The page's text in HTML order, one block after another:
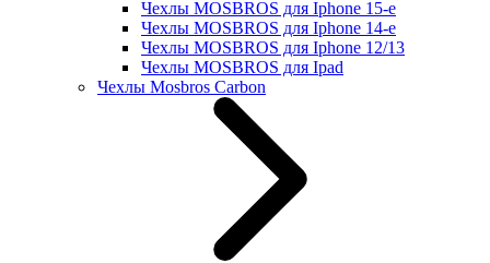
Чехлы MOSBROS для Iphone 15-е
Чехлы MOSBROS для Iphone 14-е
Чехлы MOSBROS для Iphone 12/13
Чехлы MOSBROS для Ipad
Чехлы Mosbros Carbon